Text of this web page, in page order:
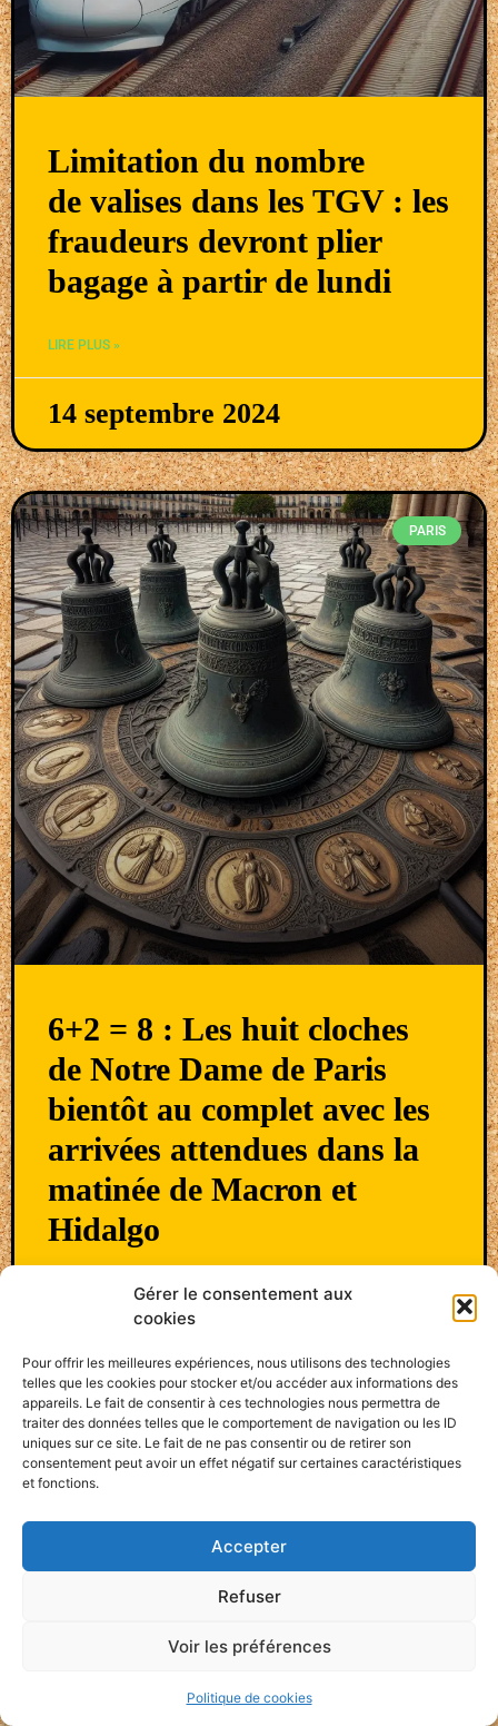
Gérer le consentement aux
cookies
Pour offrir les meilleures expériences, nous utilisons des technologies
telles que les cookies pour stocker et/ou accéder aux informations des
appareils. Le fait de consentir à ces technologies nous permettra de
traiter des données telles que le comportement de navigation ou les ID
uniques sur ce site. Le fait de ne pas consentir ou de retirer son
consentement peut avoir un effet négatif sur certaines caractéristiques
et fonctions.
Accepter
Refuser
Voir les préférences
Politique de cookies
Limitation du nombre
de valises dans les TGV : les
fraudeurs devront plier
bagage à partir de lundi
LIRE PLUS »
14 septembre 2024
PARIS
6+2 = 8 : Les huit cloches
de Notre Dame de Paris
bientôt au complet avec les
arrivées attendues dans la
matinée de Macron et
Hidalgo
13 septembre 2024